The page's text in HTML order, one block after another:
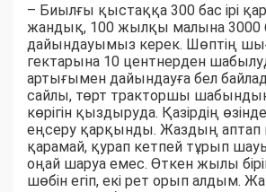
– Биылғы қыстаққа 300 бас ірі
жандық, 100 жылқы малына 3000
дайындауымыз керек. Шөптің
гектарына 10 центнерден
артығымен дайындауға бел
сайлы, төрт тракторшы
көрігін қыздыруда. Қазірдің
еңсеру қарқынды. Жаздың
қарамай, қурап кетпей тұрып
оңай шаруа емес. Өткен жылы
шөбін егіп, екі рет орып алдым.